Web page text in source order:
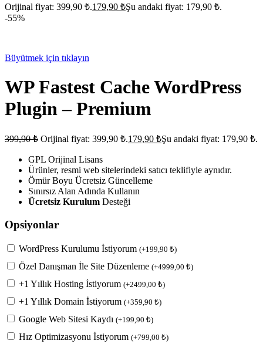
Orijinal fiyat: 399,90 ₺.179,90 ₺Şu andaki fiyat: 179,90 ₺.
-55%
Büyütmek için tıklayın
WP Fastest Cache WordPress
Plugin – Premium
399,90₺ Orijinal fiyat: 399,90 ₺.179,90 ₺Şu andaki fiyat: 179,90 ₺.
GPL Orijinal Lisans
Ürünler, resmi web sitelerindeki satıcı teklifiyle aynıdır.
Ömür Boyu Ücretsiz Güncelleme
Sınırsız Alan Adında Kullanın
Ücretsiz Kurulum Desteği
Opsiyonlar
WordPress Kurulumu İstiyorum (+199,90 ₺)
Özel Danışman İle Site Düzenleme (+4999,00 ₺)
+1 Yıllık Hosting İstiyorum (+2499,00 ₺)
+1 Yıllık Domain İstiyorum (+359,90 ₺)
Google Web Sitesi Kaydı (+199,90 ₺)
Hız Optimizasyonu İstiyorum (+799,00 ₺)